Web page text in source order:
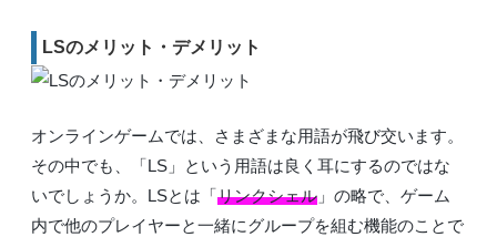
LSのメリット・デメリット
オンラインゲームでは、さまざまな用語が飛び交います。
その中でも、「LS」という用語は良く耳にするのではな
いでしょうか。LSとは「リンクシェル 」の略で、ゲーム
内で他のプレイヤーと一緒にグループを組む機能のことで